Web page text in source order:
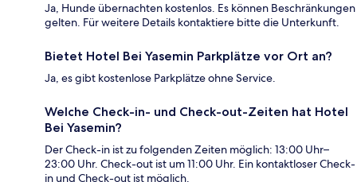
Ja, Hunde übernachten kostenlos. Es können Beschränkungen
gelten. Für weitere Details kontaktiere bitte die Unterkunft.
Bietet Hotel Bei Yasemin Parkplätze vor Ort an?
Ja, es gibt kostenlose Parkplätze ohne Service.
Welche Check-in- und Check-out-Zeiten hat Hotel
Bei Yasemin?
Der Check-in ist zu folgenden Zeiten möglich: 13:00 Uhr–
23:00 Uhr. Check-out ist um 11:00 Uhr. Ein kontaktloser Check-
in und Check-out ist möglich.